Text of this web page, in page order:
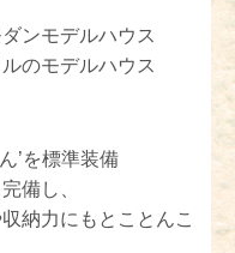
ンモデルハウス
のモデルハウス
’を標準装備
備し、
納力にもとことんこ